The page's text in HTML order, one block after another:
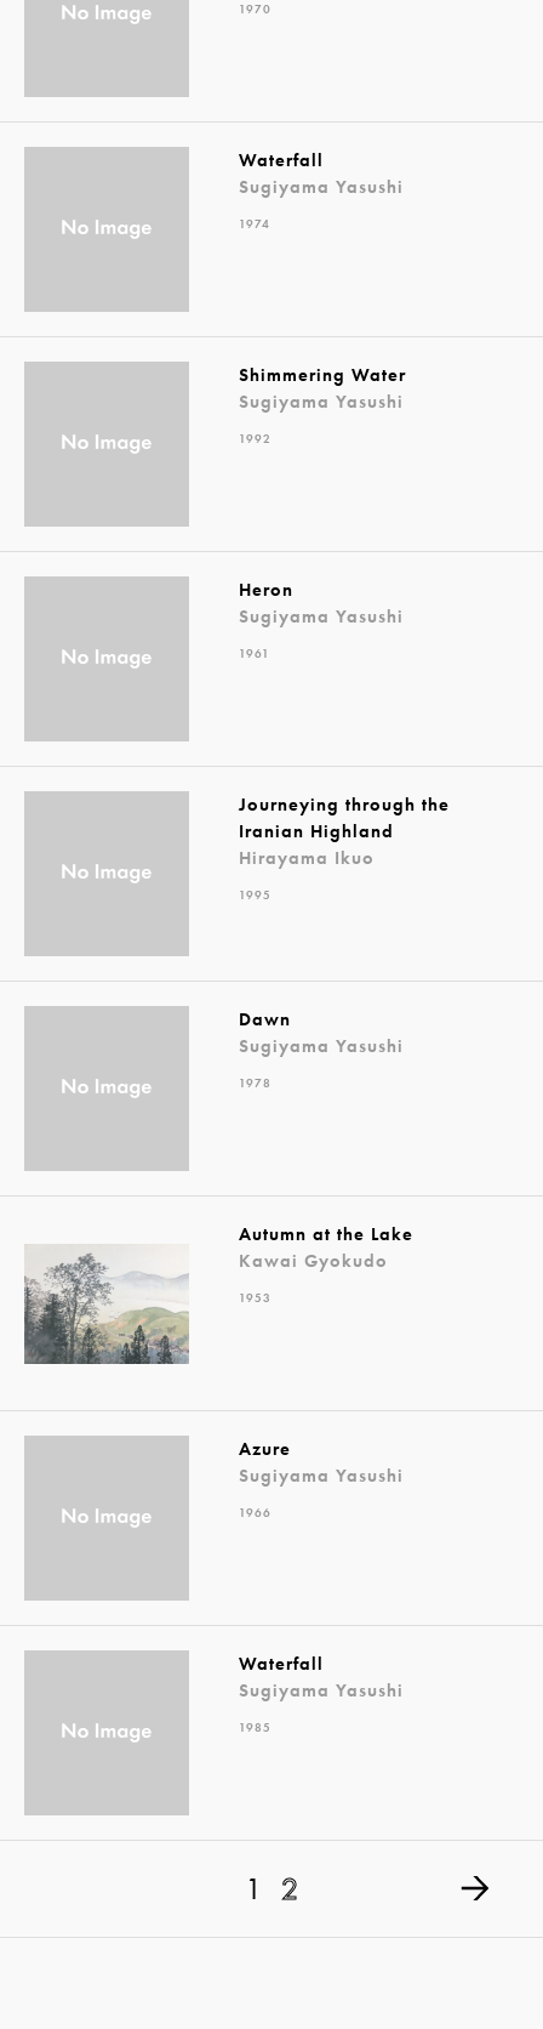
1970
Waterfall
Sugiyama Yasushi
1974
Shimmering Water
Sugiyama Yasushi
1992
Heron
Sugiyama Yasushi
1961
Journeying through the
Iranian Highland
Hirayama Ikuo
1995
Dawn
Sugiyama Yasushi
1978
Autumn at the Lake
Kawai Gyokudo
1953
Azure
Sugiyama Yasushi
1966
Waterfall
Sugiyama Yasushi
1985
1 2